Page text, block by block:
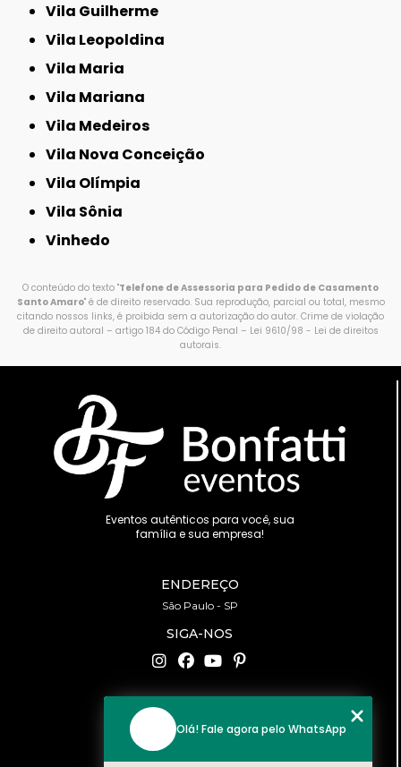
Vila Guilherme
Vila Leopoldina
Vila Maria
Vila Mariana
Vila Medeiros
Vila Nova Conceição
Vila Olímpia
Vila Sônia
Vinhedo
O conteúdo do texto "Telefone de Assessoria para Pedido de Casamento
Santo Amaro" é de direito reservado. Sua reprodução, parcial ou total, mesmo
citando nossos links, é proibida sem a autorização do autor. Crime de violação
de direito autoral – artigo 184 do Código Penal – Lei 9610/98 - Lei de direitos
autorais.
Eventos autênticos para você, sua
família e sua empresa!
ENDEREÇO
São Paulo - SP
SIGA-NOS
CONTATO
(11) 94519-2422
contato@bonfattieventos.com.br
Olá! Fale agora pelo WhatsApp